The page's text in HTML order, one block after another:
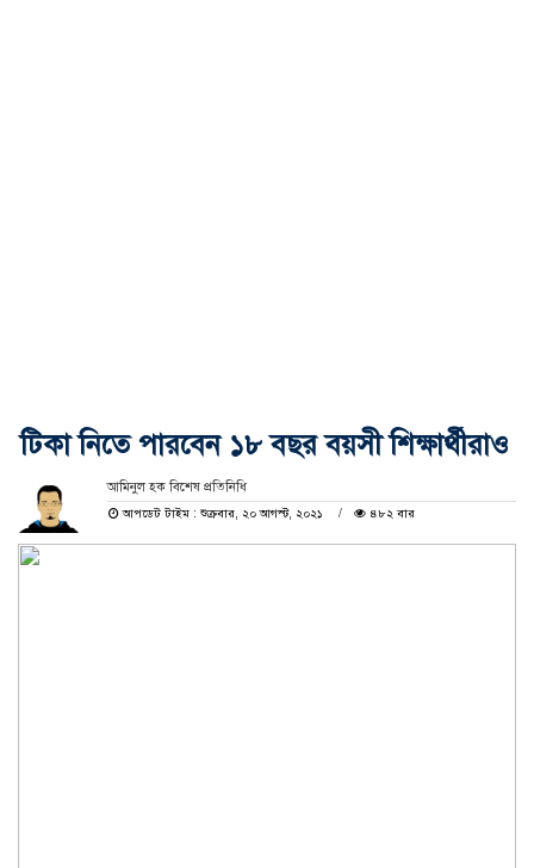
টিকা নিতে পারবেন ১৮ বছর বয়সী শিক্ষার্থীরাও
আমিনুল হক বিশেষ প্রতিনিধি
আপডেট টাইম : শুক্রবার, ২০ আগস্ট, ২০২১
৪৮২ বার